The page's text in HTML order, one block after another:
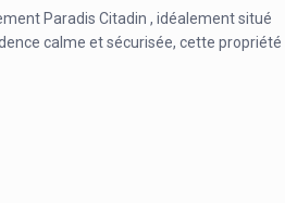
Paradis Citadin , idéalement situé
calme et sécurisée, cette propriété